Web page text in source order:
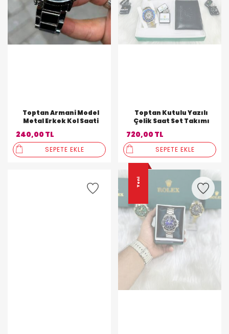
Toptan Armani Model
Metal Erkek Kol Saati
240,00 TL
SEPETE EKLE
Toptan Kutulu Yazılı
Çelik Saat Set Takımı
720,00 TL
SEPETE EKLE
Yeni